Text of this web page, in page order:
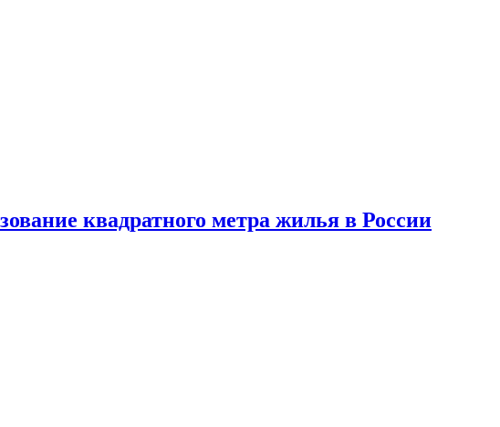
квадратного метра жилья в России